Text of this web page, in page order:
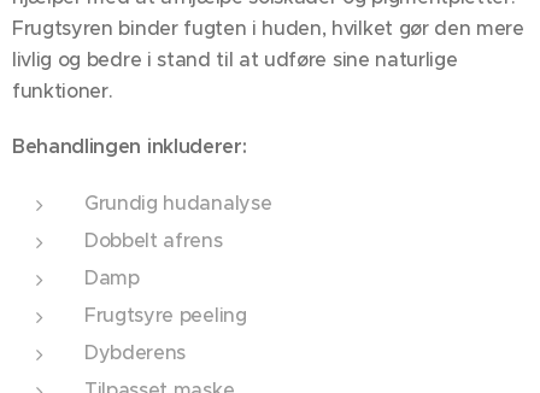
Frugtsyren binder fugten i huden, hvilket gør den mere
livlig og bedre i stand til at udføre sine naturlige
funktioner.
Behandlingen inkluderer:
Grundig hudanalyse
Dobbelt afrens
Damp
Frugtsyre peeling
Dybderens